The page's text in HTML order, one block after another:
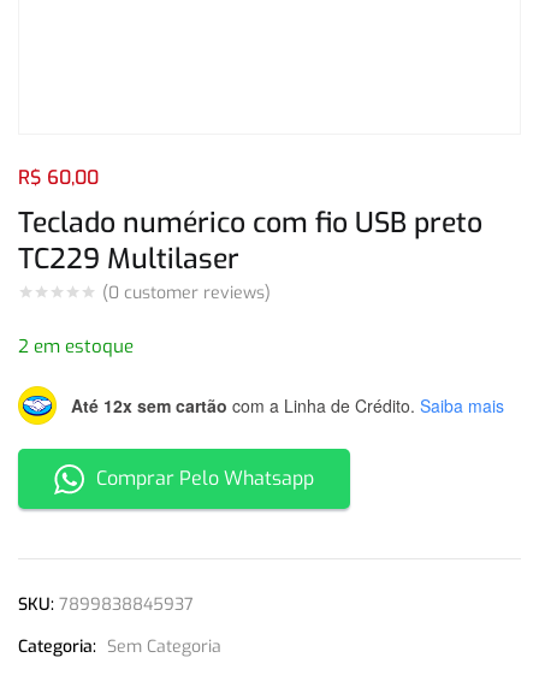
Teclado numérico com fio USB preto
TC229 Multilaser
(0 customer reviews)
R$ 60,00
2 em estoque
Até 12x sem cartão com a Linha de Crédito. Saiba mais
Comprar Pelo Whatsapp
SKU: 7899838845937
Categoria: Sem Categoria
Login comFacebook